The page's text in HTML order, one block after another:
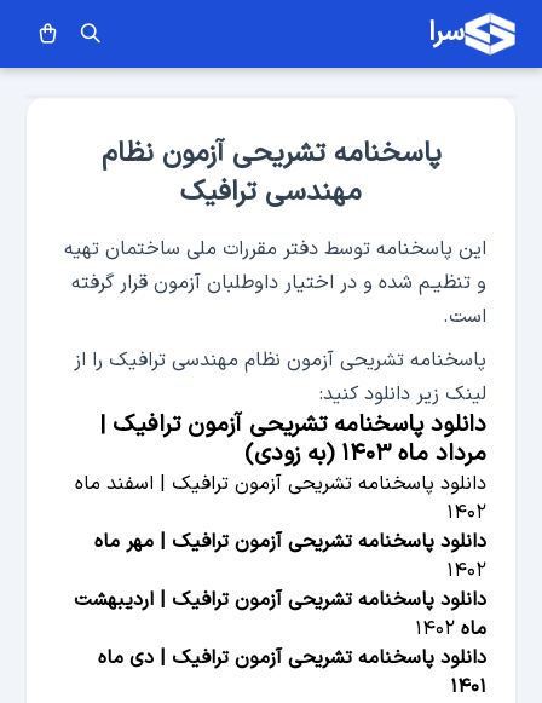
سرا
پاسخنامه تشریحی آزمون نظام
مهندسی ترافیک
این پاسخنامه توسط دفتر مقررات ملی ساختمان تهیه
و تنظیـم شده و در اختیار داوطلبان آزمون قرار گرفته
است.
پاسخنامه تشریحی آزمون نظام مهندسی ترافیک را از
لینک زیر دانلود کنید:
دانلود پاسخنامه تشریحی آزمون ترافیک |
مرداد ماه ۱۴۰۳ (به زودی)
دانلود پاسخنامه تشریحی آزمون ترافیک | اسفند ماه
۱۴۰۲
دانلود پاسخنامه تشریحی آزمون ترافیک | مهر ماه
۱۴۰۲
دانلود پاسخنامه تشریحی آزمون ترافیک | اردیبهشت
ماه۱۴۰۲
دانلود پاسخنامه تشریحی آزمون ترافیک | دی ماه
۱۴۰۱